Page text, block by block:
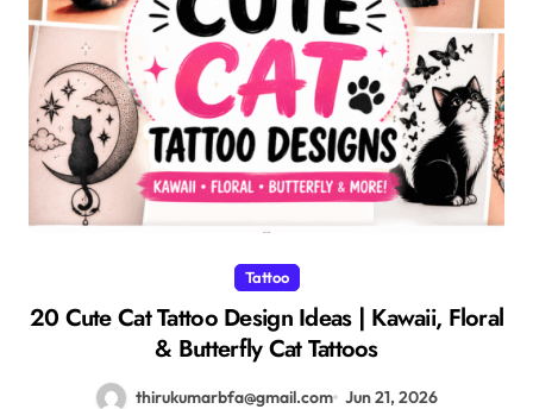
Tattoo
20 Cute Cat Tattoo Design Ideas | Kawaii, Floral
& Butterfly Cat Tattoos
thirukumarbfa@gmail.com Jun 21, 2026